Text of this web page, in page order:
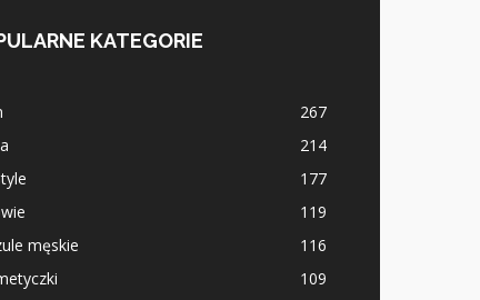
KATEGORIE
267
214
177
119
męskie
116
109